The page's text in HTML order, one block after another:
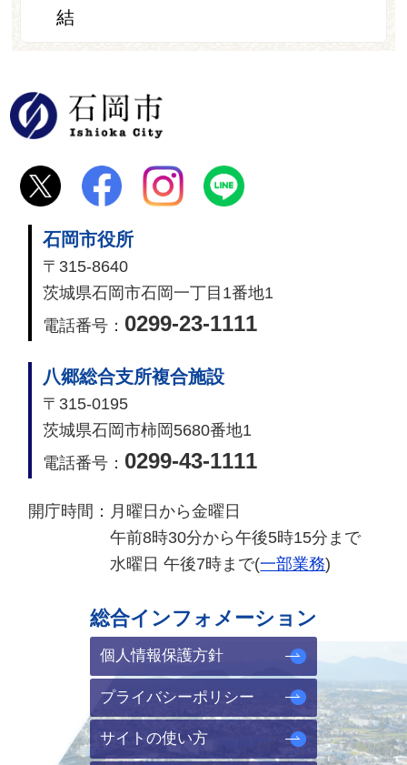
結
石岡市役所
〒315-8640
茨城県石岡市石岡一丁目1番地1
電話番号： 0299-23-1111
八郷総合支所複合施設
〒315-0195
茨城県石岡市柿岡5680番地1
電話番号： 0299-43-1111
開庁時間： 月曜日から金曜日
午前8時30分から午後5時15分まで
水曜日 午後7時まで(一部業務)
総合インフォメーション
個人情報保護方針
プライバシーポリシー
サイトの使い方